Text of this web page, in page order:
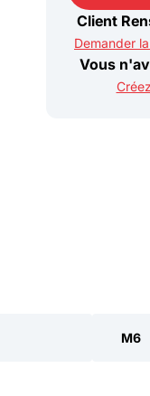
Client
Demander
Vous
M6